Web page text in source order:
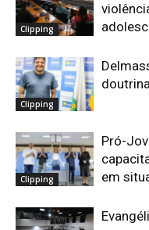
Clipping
Clipping
Clipping
Pró-
em